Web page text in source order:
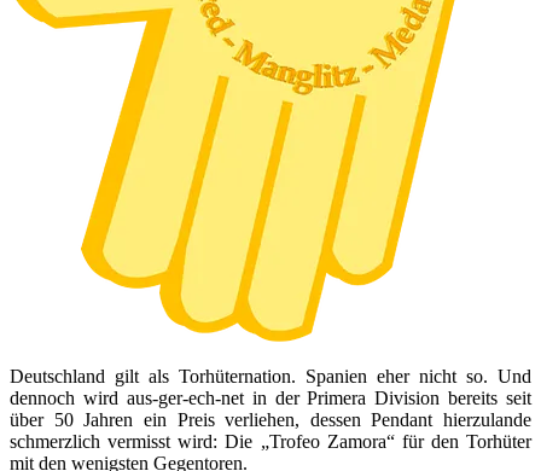
Deutschland gilt als Torhüternation. Spanien eher nicht so. Und
dennoch wird aus-ger-ech-net in der Primera Division bereits seit
über 50 Jahren ein Preis verliehen, dessen Pendant hierzulande
schmerzlich vermisst wird: Die „Trofeo Zamora“ für den Torhüter
mit den wenigsten Gegentoren.